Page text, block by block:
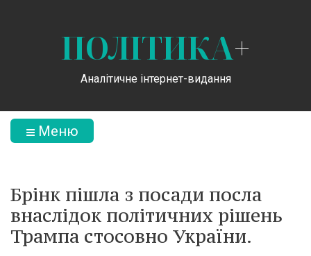
ПОЛІТИКА+
Аналітичне інтернет-видання
Меню
Брінк пішла з посади посла
внаслідок політичних рішень
Трампа стосовно України.